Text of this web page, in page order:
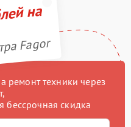
на
Fagor
ремонт техники через
бессрочная скидка